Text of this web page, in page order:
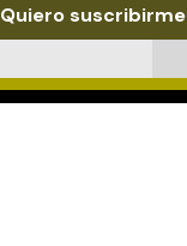
Quiero suscribirme